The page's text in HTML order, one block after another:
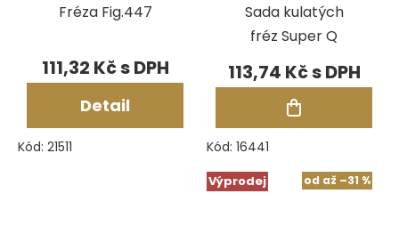
Fréza Fig.447
111,32 Kč
Detail
Kód: 21511
Sada kulatých
fréz Super Q
113,74 Kč
Kód: 16441
Výprodej od až –31 %